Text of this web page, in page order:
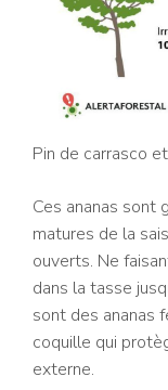
Pin de carrasco
Ces ananas sont
matures de la
ouverts. Ne
dans la tasse
sont des ananas
coquille qui
externe.